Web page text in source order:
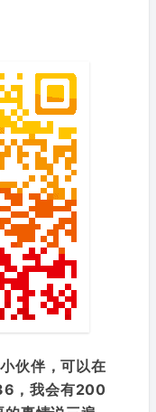
伙伴，可以在
，我会有200